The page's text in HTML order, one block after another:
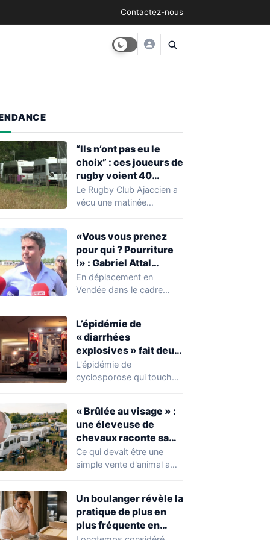
Contactez-nous
“Ils n’ont pas eu le
choix” : ces joueurs de
rugby voient 40
caravanes de gens du
voyage s’installer
heure
Le Rugby Club Ajaccien a
vécu une matinée
découverte d'une…
«Vous vous prenez
pour qui ? Pourriture
!» : Gabriel Attal
chahuté sur un
campement illégal
En déplacement en
Vendée dans le cadre
occupations…
L’épidémie de
« diarrhées
explosives » fait deux
premiers morts
L'épidémie de
cyclosporose qui touche
aggravation. Les autorités
sanitaires…
« Brûlée au visage » :
une éleveuse de
chevaux raconte sa
violente agression par
des gens du voyage
Ce qui devait être une
simple vente d'animal a
Un boulanger révèle la
pratique de plus en
plus fréquente en